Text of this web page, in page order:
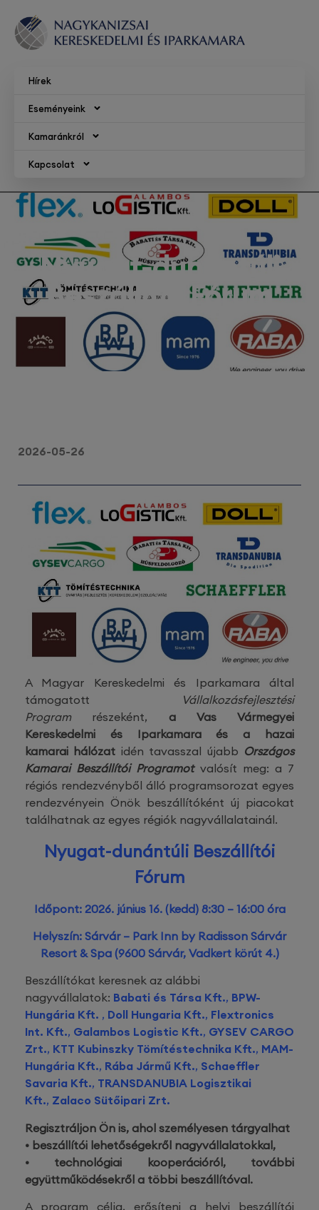
Hírek
Eseményeink
Kamaránkról
Kapcsolat
Nyugat-dunántúli
Beszállítói Fórum
2026-05-26
A Magyar Kereskedelmi és Iparkamara által
támogatott
Vállalkozásfejlesztési
Program részeként, a Vas Vármegyei
Kereskedelmi és Iparkamara
és a hazai
kamarai hálózat idén tavasszal újabb Országos
Kamarai Beszállítói Programotvalósít meg: a 7
régiós rendezvényből álló programsorozat egyes
rendezvényein Önök beszállítóként új piacokat
találhatnak az egyes régiók nagyvállalatainál.
Nyugat-dunántúli Beszállítói
Fórum
Időpont: 2026. június 16. (kedd) 8:30 – 16:00 óra
Helyszín: Sárvár – Park Inn by Radisson Sárvár
Resort & Spa (9600 Sárvár, Vadkert körút 4.)
Beszállítókat keresnek az alábbi
nagyvállalatok: Babati és Társa Kft., BPW-
Hungária Kft. , Doll Hungaria Kft., Flextronics
Int. Kft., Galambos Logistic Kft., GYSEV CARGO
Zrt., KTT Kubinszky Tömítéstechnika Kft., MAM-
Hungária Kft., Rába Jármű Kft., Schaeffler
Savaria Kft., TRANSDANUBIA Logisztikai
Kft., Zalaco Sütőipari Zrt.
Regisztráljon Ön is, ahol személyesen tárgyalhat
• beszállítói lehetőségekről nagyvállalatokkal,
• technológiai kooperációról, további
együttműködésekről a többi beszállítóval.
A program célja, erősíteni a helyi beszállítói